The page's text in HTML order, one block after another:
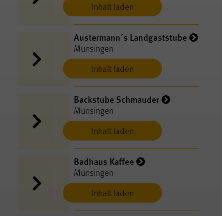
Inhalt laden
Inhalt laden
Austermann´s Landgaststube
Münsingen
Inhalt laden
Backstube Schmauder
Münsingen
Inhalt laden
Badhaus Kaffee
Münsingen